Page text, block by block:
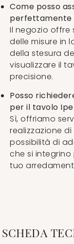
Come posso
perfettamente
Il negozio offre
delle misure in
della stesura
visualizzare il
precisione.
Posso
per il tavolo
Sì, offriamo
realizzazione
possibilità di
che si
tuo
SCHEDA